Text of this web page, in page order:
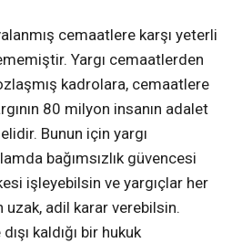
cemaatlere karşı yeterli
Yargı cemaatlerden
kadrolara, cemaatlere
80 milyon insanın adalet
Bunun için yargı
bağımsızlık güvencesi
işleyebilsin ve yargıçlar her
adil karar verebilsin.
kaldığı bir hukuk